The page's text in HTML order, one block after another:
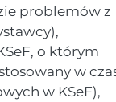
problemów z
o którym
w
w KSeF),